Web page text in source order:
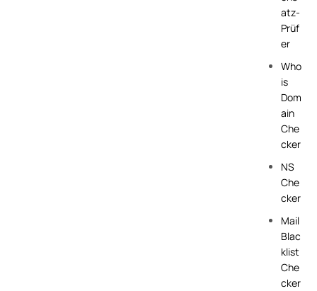
atz-
Prüf
er
Who
is
Dom
ain
Che
cker
NS
Che
cker
Mail
Blac
klist
Che
cker